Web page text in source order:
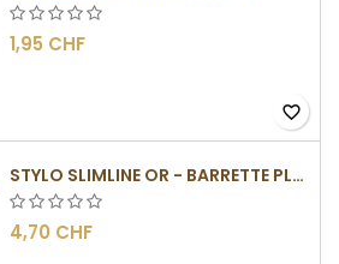
1,95 CHF
favorite_border
STYLO SLIMLINE OR - BARRETTE PLATE
4,70 CHF